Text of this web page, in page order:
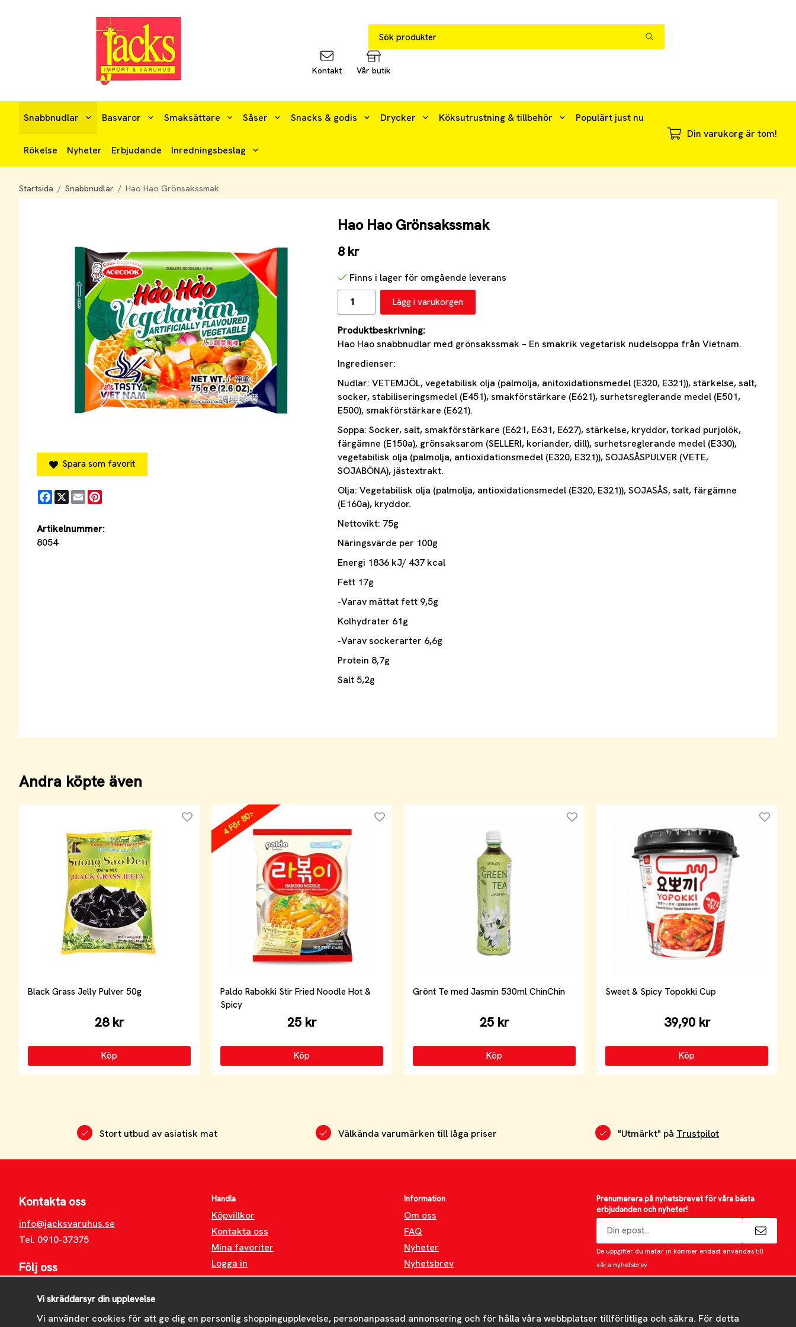
Kontakt Vår butik
Snabbnudlar Basvaror Smaksättare Såser Snacks & godis Drycker Köksutrustning & tillbehör Populärt just nu
Rökelse Nyheter Erbjudande Inredningsbeslag
Din varukorg är tom!
Startsida / Snabbnudlar / Hao Hao Grönsakssmak
Hao Hao Grönsakssmak
8 kr
Finns i lager för omgående leverans
Lägg i varukorgen
Produktbeskrivning:
Hao Hao snabbnudlar med grönsakssmak – En smakrik vegetarisk nudelsoppa från Vietnam.
Ingredienser:
Nudlar: VETEMJÖL, vegetabilisk olja (palmolja, anitoxidationsmedel (E320, E321)), stärkelse, salt,
socker, stabiliseringsmedel (E451), smakförstärkare (E621), surhetsreglerande medel (E501,
E500), smakförstärkare (E621).
Soppa: Socker, salt, smakförstärkare (E621, E631, E627), stärkelse, kryddor, torkad purjolök,
färgämne (E150a), grönsaksarom (SELLERI, koriander, dill), surhetsreglerande medel (E330),
vegetabilisk olja (palmolja, antioxidationsmedel (E320, E321)), SOJASÅSPULVER (VETE,
SOJABÖNA), jästextrakt.
Olja: Vegetabilisk olja (palmolja, antioxidationsmedel (E320, E321)), SOJASÅS, salt, färgämne
(E160a), kryddor.
Nettovikt: 75g
Näringsvärde per 100g
Energi 1836 kJ/ 437 kcal
Fett 17g
-Varav mättat fett 9,5g
Kolhydrater 61g
-Varav sockerarter 6,6g
Protein 8,7g
Salt 5,2g
Spara som favorit
Facebook
X Email
Artikelnummer:
8054
Andra köpte även
Black Grass Jelly Pulver 50g
28 kr
Köp
4 För 80:-
Paldo Rabokki Stir Fried Noodle Hot &
Spicy
25 kr
Köp
Grönt Te med Jasmin 530ml ChinChin
25 kr
Köp
Sweet & Spicy Topokki Cup
39,90 kr
Köp
Stort utbud av asiatisk mat Välkända varumärken till låga priser "Utmärkt" på Trustpilot
Kontakta oss
info@jacksvaruhus.se
Tel. 0910-37375
Följ oss
Instagram
Handla
Köpvillkor
Kontakta oss
Mina favoriter
Logga in
Information
Om oss
FAQ
Nyheter
Nyhetsbrev
Om cookies
Prenumerera på nyhetsbrevet för våra bästa
erbjudanden och nyheter!
postadress
De uppgifter du matar in kommer endast användas till
våra nyhetsbrev.
Vi skräddarsyr din upplevelse
Vi använder cookies för att ge dig en personlig shoppingupplevelse, personanpassad annonsering och för hålla våra webbplatser tillförlitliga och säkra. För detta